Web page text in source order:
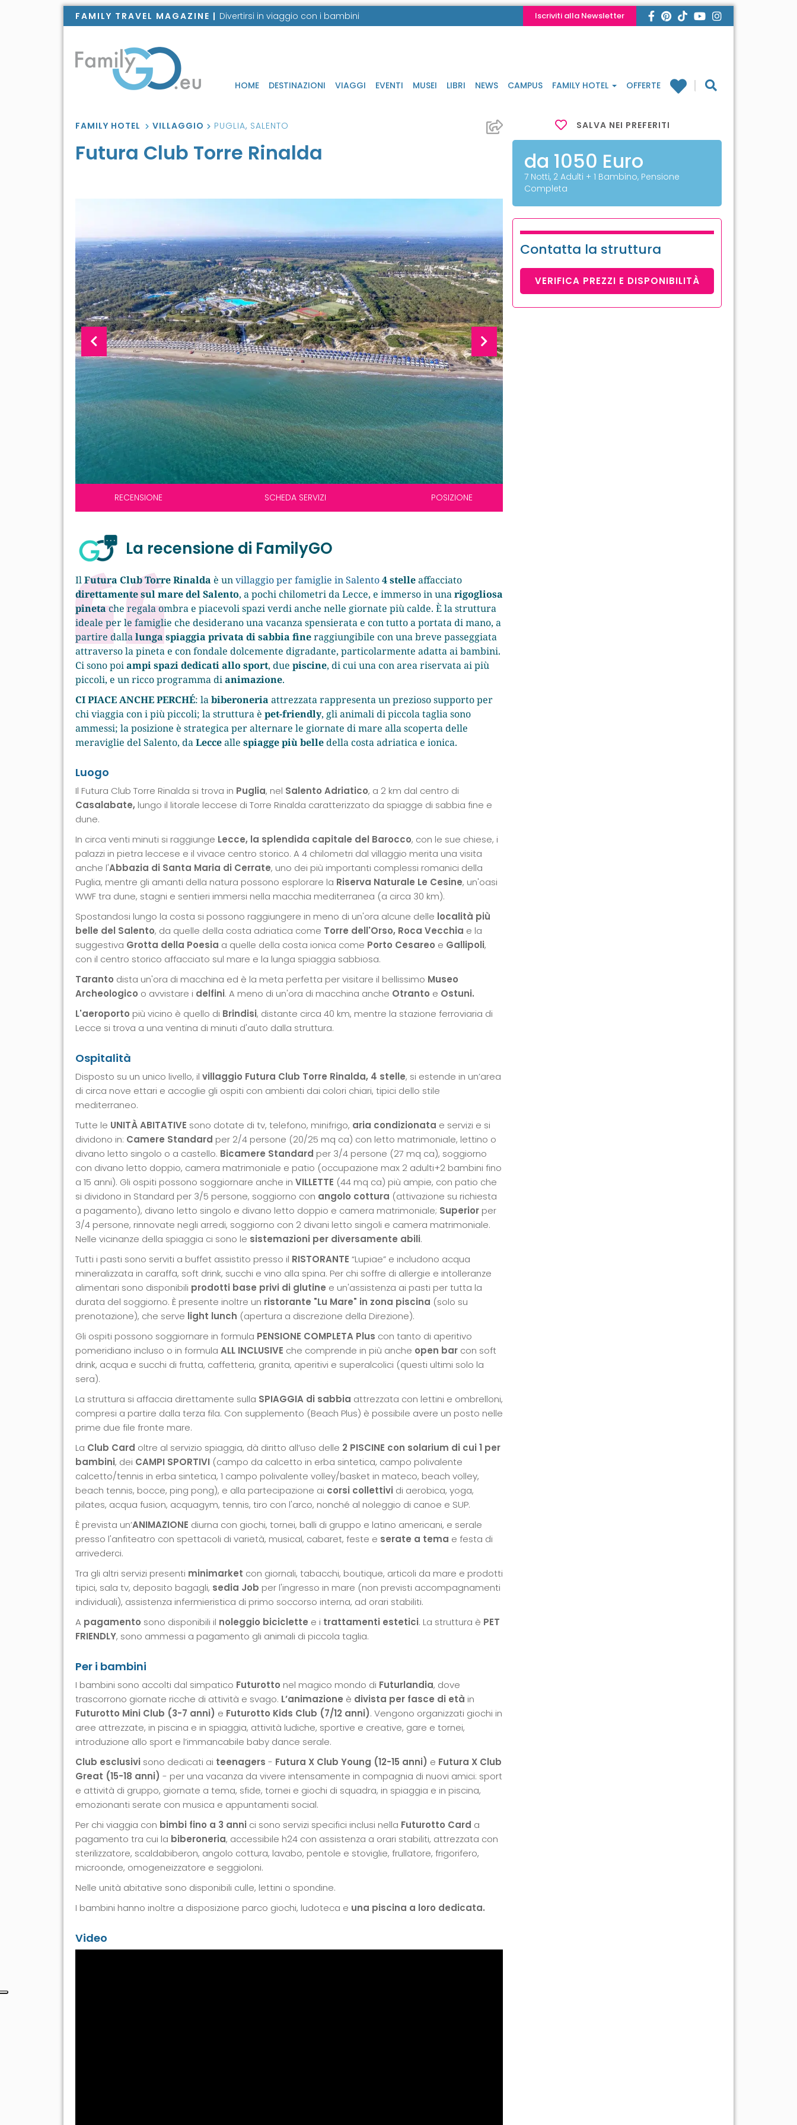
FAMILY TRAVEL MAGAZINE | Divertirsi in viaggio con i bambini Iscriviti alla Newsletter
HOME DESTINAZIONI VIAGGI EVENTI MUSEI LIBRI NEWS CAMPUS FAMILY HOTEL OFFERTE
FAMILY HOTEL VILLAGGIO PUGLIA, SALENTO
Futura Club Torre Rinalda
RECENSIONE SCHEDA SERVIZI POSIZIONE
La recensione di FamilyGO
IlFutura Club Torre Rinalda è unvillaggio per famiglie in Salento4 stelleaffacciato
direttamente sulmare del Salento, a pochi chilometri da Lecce, e immerso in unarigogliosa
pinetache regala ombra e piacevoli spazi verdi anche nelle giornate più calde. È la struttura
ideale per le famiglie che desiderano una vacanza spensierata e con tutto a portata di mano, a
partire dallalunga spiaggia privata di sabbia fineraggiungibile con una breve passeggiata
attraverso la pineta e con fondale dolcemente digradante, particolarmente adatta ai bambini.
Ci sono poiampi spazi dedicati allo sport, due piscine, di cui una con area riservata ai più
piccoli, e un ricco programma dianimazione.
CI PIACE ANCHE PERCHÉ: labiberoneria attrezzata rappresenta un prezioso supporto per
chi viaggia con i più piccoli; la struttura è pet-friendly, gli animali di piccola taglia sono
ammessi; la posizione è strategica per alternare le giornate di mare alla scoperta delle
meraviglie del Salento, daLeccealle spiagge più belledella costa adriatica e ionica.
Luogo
Il Futura Club Torre Rinalda si trova in Puglia, nel Salento Adriatico, a 2 km dal centro di
Casalabate, lungo il litorale leccese di Torre Rinalda caratterizzato da spiagge di sabbia fine e
dune.
In circa venti minuti si raggiunge Lecce, la splendida capitale del Barocco, con le sue chiese, i
palazzi in pietra leccese e il vivace centro storico. A 4 chilometri dal villaggio merita una visita
anche l'Abbazia di Santa Maria di Cerrate, uno dei più importanti complessi romanici della
Puglia, mentre gli amanti della natura possono esplorare la Riserva Naturale Le Cesine, un'oasi
WWF tra dune, stagni e sentieri immersi nella macchia mediterranea (a circa 30 km).
Spostandosi lungo la costa si possono raggiungere in meno di un'ora alcune delle località più
belle del Salento, da quelle della costa adriatica come Torre dell'Orso, Roca Vecchia e la
suggestiva Grotta della Poesia a quelle della costa ionica come Porto Cesareo e Gallipoli,
con il centro storico affacciato sul mare e la lunga spiaggia sabbiosa.
Taranto dista un'ora di macchina ed è la meta perfetta per visitare il bellissimo Museo
Archeologico o avvistare i delfini. A meno di un'ora di macchina anche Otranto e Ostuni.
L'aeroporto più vicino è quello di Brindisi, distante circa 40 km, mentre la stazione ferroviaria di
Lecce si trova a una ventina di minuti d'auto dalla struttura.
Ospitalità
Disposto su un unico livello, il villaggio Futura Club Torre Rinalda, 4 stelle, si estende in un’area
di circa nove ettari e accoglie gli ospiti con ambienti dai colori chiari, tipici dello stile
mediterraneo.
Tutte le UNITÀ ABITATIVE sono dotate di tv, telefono, minifrigo, aria condizionata e servizi e si
dividono in: Camere Standard per 2/4 persone (20/25 mq ca) con letto matrimoniale, lettino o
divano letto singolo o a castello. Bicamere Standard per 3/4 persone (27 mq ca), soggiorno
con divano letto doppio, camera matrimoniale e patio (occupazione max 2 adulti+2 bambini fino
a 15 anni). Gli ospiti possono soggiornare anche in VILLETTE (44 mq ca) più ampie, con patio che
si dividono in Standard per 3/5 persone, soggiorno con angolo cottura (attivazione su richiesta
a pagamento), divano letto singolo e divano letto doppio e camera matrimoniale; Superior per
3/4 persone, rinnovate negli arredi, soggiorno con 2 divani letto singoli e camera matrimoniale.
Nelle vicinanze della spiaggia ci sono le sistemazioni per diversamente abili.
Tutti i pasti sono serviti a buffet assistito presso il RISTORANTE “Lupiae” e includono acqua
mineralizzata in caraffa, soft drink, succhi e vino alla spina. Per chi soffre di allergie e intolleranze
alimentari sono disponibili prodotti base privi di glutine e un'assistenza ai pasti per tutta la
durata del soggiorno. È presente inoltre un ristorante "Lu Mare" in zona piscina (solo su
prenotazione), che serve light lunch (apertura a discrezione della Direzione).
Gli ospiti possono soggiornare in formula PENSIONE COMPLETA Plus con tanto di aperitivo
pomeridiano incluso o in formula ALL INCLUSIVE che comprende in più anche open bar con soft
drink, acqua e succhi di frutta, caffetteria, granita, aperitivi e superalcolici (questi ultimi solo la
sera).
La struttura si affaccia direttamente sulla SPIAGGIA di sabbia attrezzata con lettini e ombrelloni,
compresi a partire dalla terza fila. Con supplemento (Beach Plus) è possibile avere un posto nelle
prime due file fronte mare.
La Club Card oltre al servizio spiaggia, dà diritto all’uso delle 2 PISCINE con solarium di cui 1 per
bambini, dei CAMPI SPORTIVI (campo da calcetto in erba sintetica, campo polivalente
calcetto/tennis in erba sintetica, 1 campo polivalente volley/basket in mateco, beach volley,
beach tennis, bocce, ping pong), e alla partecipazione ai corsi collettivi di aerobica, yoga,
pilates, acqua fusion, acquagym, tennis, tiro con l'arco, nonché al noleggio di canoe e SUP.
È prevista un’ANIMAZIONE diurna con giochi, tornei, balli di gruppo e latino americani, e serale
presso l'anfiteatro con spettacoli di varietà, musical, cabaret, feste e serate a tema e festa di
arrivederci.
Tra gli altri servizi presenti minimarket con giornali, tabacchi, boutique, articoli da mare e prodotti
tipici, sala tv, deposito bagagli, sedia Job per l'ingresso in mare (non previsti accompagnamenti
individuali), assistenza infermieristica di primo soccorso interna, ad orari stabiliti.
A pagamento sono disponibili il noleggio biciclette e i trattamenti estetici. La struttura è PET
FRIENDLY, sono ammessi a pagamento gli animali di piccola taglia.
Per i bambini
I bambini sono accolti dal simpatico Futurotto nel magico mondo di Futurlandia, dove
trascorrono giornate ricche di attività e svago. L’animazione è divista per fasce di età in
Futurotto Mini Club (3-7 anni) e Futurotto Kids Club (7/12 anni). Vengono organizzati giochi in
aree attrezzate, in piscina e in spiaggia, attività ludiche, sportive e creative, gare e tornei,
introduzione allo sport e l’immancabile baby dance serale.
Club esclusivi sono dedicati ai teenagers - Futura X Club Young (12-15 anni) e Futura X Club
Great (15-18 anni) - per una vacanza da vivere intensamente in compagnia di nuovi amici: sport
e attività di gruppo, giornate a tema, sfide, tornei e giochi di squadra, in spiaggia e in piscina,
emozionanti serate con musica e appuntamenti social.
Per chi viaggia con bimbi fino a 3 anni ci sono servizi specifici inclusi nella Futurotto Card a
pagamento tra cui la biberoneria, accessibile h24 con assistenza a orari stabiliti, attrezzata con
sterilizzatore, scaldabiberon, angolo cottura, lavabo, pentole e stoviglie, frullatore, frigorifero,
microonde, omogeneizzatore e seggioloni.
Nelle unità abitative sono disponibili culle, lettini o spondine.
I bambini hanno inoltre a disposizione parco giochi, ludoteca e una piscina a loro dedicata.
Video
SALVA NEI PREFERITI
da 1050 Euro
7 Notti, 2 Adulti + 1 Bambino, Pensione
Completa
Contatta la struttura
VERIFICA PREZZI E DISPONIBILITÀ